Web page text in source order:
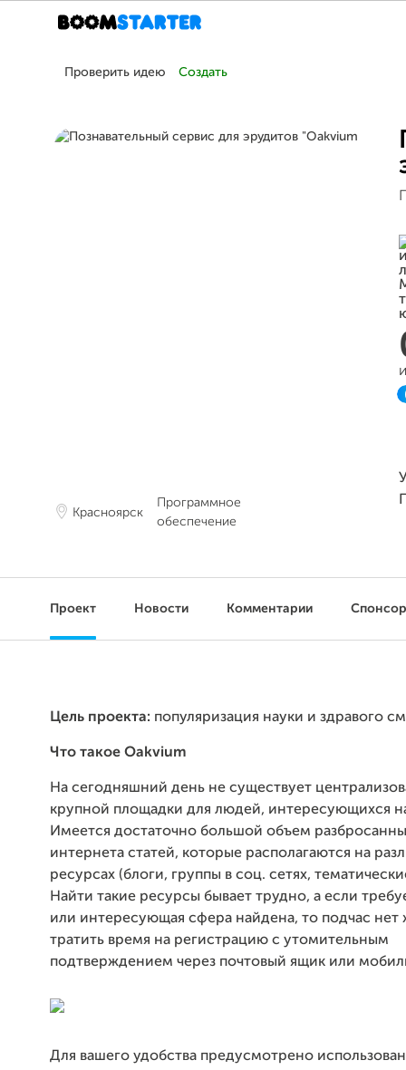
Проверить идею Создать
Красноярск
Программное
обеспечение
Проект Новости Комментарии
Цель проекта: популяризация науки и здравого
Что такое Oakvium
На сегодняшний день не существует
крупной площадки для людей, интересующихся
Имеется достаточно большой объем
интернета статей, которые располагаются на
ресурсах (блоги, группы в соц. сетях,
Найти такие ресурсы бывает трудно, а если
или интересующая сфера найдена, то подчас нет
тратить время на регистрацию с утомительным
подтверждением через почтовый ящик или
Для вашего удобства предусмотрено